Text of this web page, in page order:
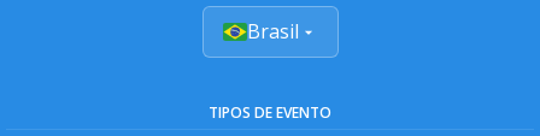
Brasil
TIPOS DE EVENTO